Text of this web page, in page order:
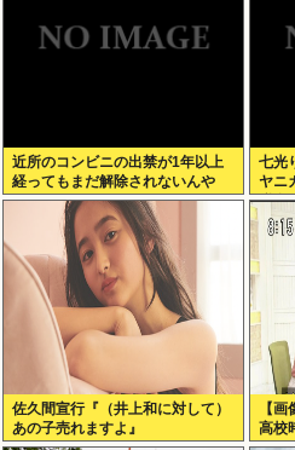
近所のコンビニの出禁が1年以上
経ってもまだ解除されないんや
が…
七光
ヤニ
税金
佐久間宣行『（井上和に対して）
あの子売れますよ』
【
高校